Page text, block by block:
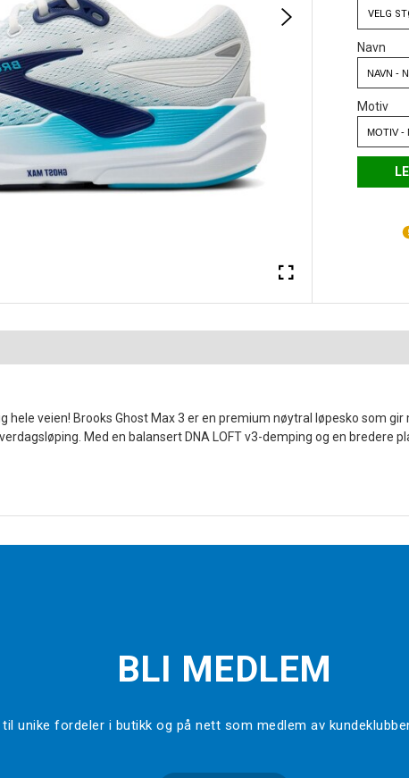
VELG
Navn
Motiv
veien! Brooks Ghost Max 3 er en premium nøytral løpesko som
Med en balansert DNA LOFT v3-demping og en
BLI MEDLEM
til unike fordeler i butikk og på nett som medlem av